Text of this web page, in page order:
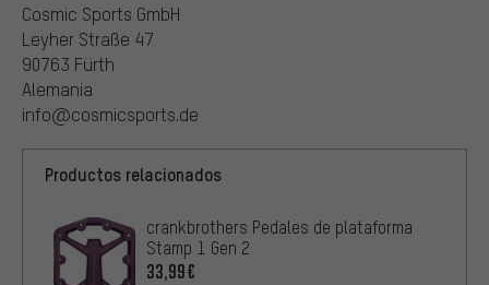
Cosmic Sports GmbH
Leyher Straße 47
90763 Fürth
Alemania
info@cosmicsports.de
Productos relacionados
crankbrothers Pedales de plataforma
Stamp 1 Gen 2
33,99€